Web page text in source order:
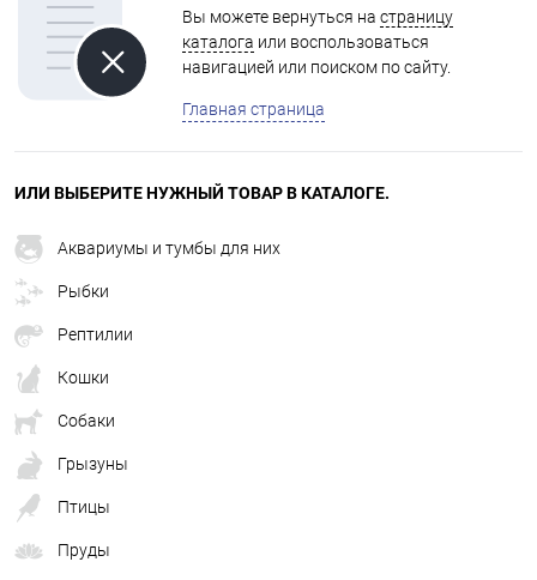
Вы можете вернуться на страницу
каталога или воспользоваться
навигацией или поиском по сайту.
Главная страница
ИЛИ ВЫБЕРИТЕ НУЖНЫЙ ТОВАР В КАТАЛОГЕ.
Аквариумы и тумбы для них
Рыбки
Рептилии
Кошки
Собаки
Грызуны
Птицы
Пруды